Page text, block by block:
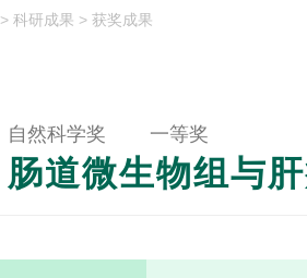
> 科研成果 > 获奖成果
自然科学奖 一等奖
肠道微生物组与